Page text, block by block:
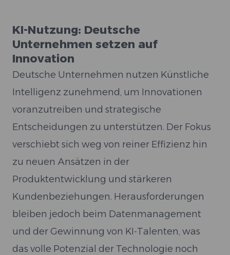
KI-Nutzung: Deutsche
Unternehmen setzen auf
Innovation
Deutsche Unternehmen nutzen Künstliche
Intelligenz zunehmend, um Innovationen
voranzutreiben und strategische
Entscheidungen zu unterstützen. Der Fokus
verschiebt sich weg von reiner Effizienz hin
zu neuen Ansätzen in der
Produktentwicklung und stärkeren
Kundenbeziehungen. Herausforderungen
bleiben jedoch beim Datenmanagement
und der Gewinnung von KI-Talenten, was
das volle Potenzial der Technologie noch